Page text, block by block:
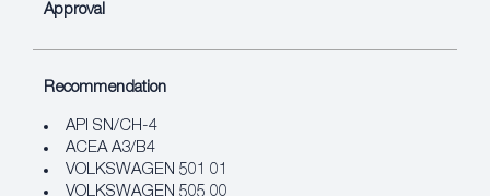
Approval
Recommendation
API SN/CH-4
ACEA A3/B4
VOLKSWAGEN 501 01
VOLKSWAGEN 505 00